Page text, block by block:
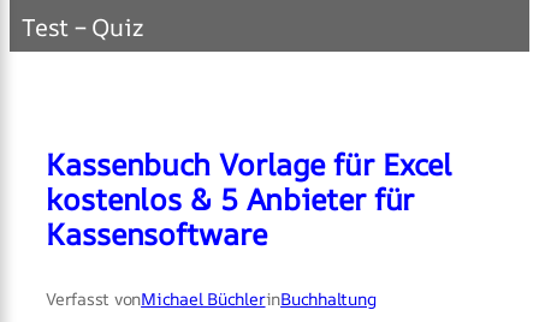
Test – Quiz
Kassenbuch Vorlage für Excel
kostenlos & 5 Anbieter für
Kassensoftware
Verfasst vonMichael BüchlerinBuchhaltung